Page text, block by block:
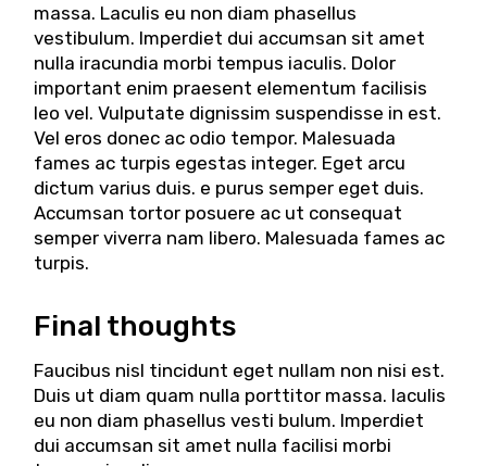
massa. Laculis eu non diam phasellus
vestibulum. Imperdiet dui accumsan sit amet
nulla iracundia morbi tempus iaculis. Dolor
important enim praesent elementum facilisis
leo vel. Vulputate dignissim suspendisse in est.
Vel eros donec ac odio tempor. Malesuada
fames ac turpis egestas integer. Eget arcu
dictum varius duis. e purus semper eget duis.
Accumsan tortor posuere ac ut consequat
semper viverra nam libero. Malesuada fames ac
turpis.
Final thoughts
Faucibus nisl tincidunt eget nullam non nisi est.
Duis ut diam quam nulla porttitor massa. Iaculis
eu non diam phasellus vesti bulum. Imperdiet
dui accumsan sit amet nulla facilisi morbi